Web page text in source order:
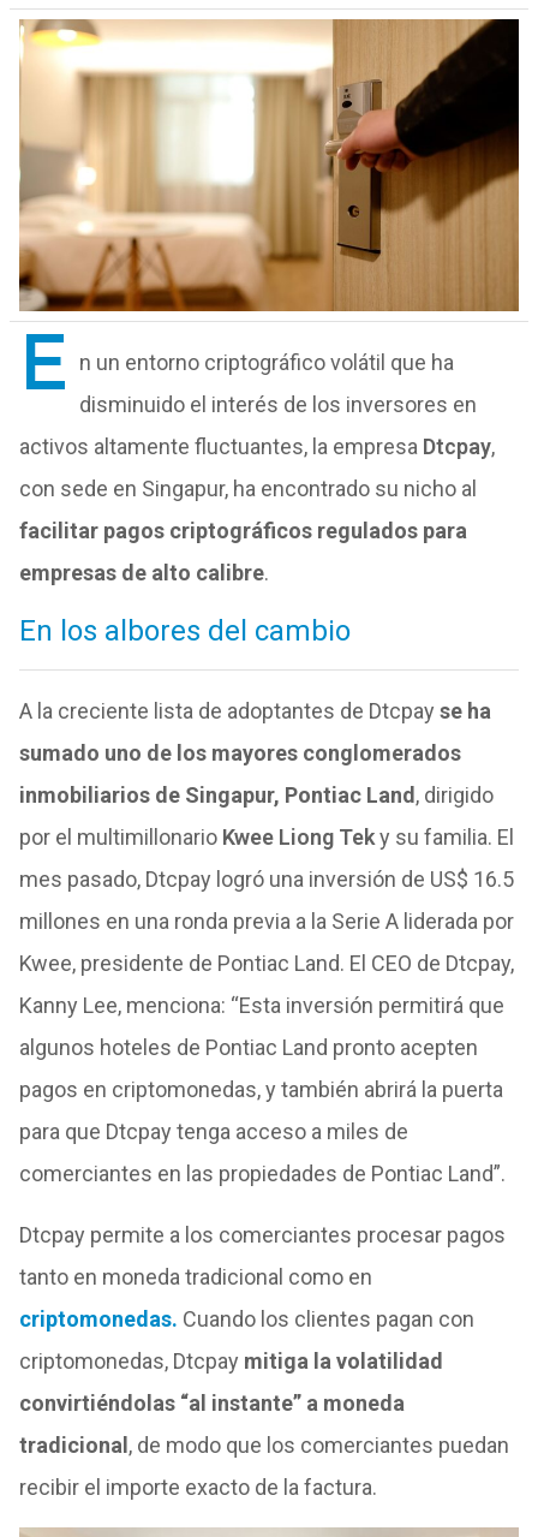
E
n un entorno criptográfico volátil que ha
disminuido el interés de los inversores en
activos altamente fluctuantes, la empresa Dtcpay,
con sede en Singapur, ha encontrado su nicho al
facilitar pagos criptográficos regulados para
empresas de alto calibre.
En los albores del cambio
A la creciente lista de adoptantes de Dtcpay se ha
sumado uno de los mayores conglomerados
inmobiliarios de Singapur, Pontiac Land , dirigido
por el multimillonario Kwee Liong Teky su familia. El
mes pasado, Dtcpay logró una inversión de US$ 16.5
millones en una ronda previa a la Serie A liderada por
Kwee, presidente de Pontiac Land. El CEO de Dtcpay,
Kanny Lee, menciona: “Esta inversión permitirá que
algunos hoteles de Pontiac Land pronto acepten
pagos en criptomonedas, y también abrirá la puerta
para que Dtcpay tenga acceso a miles de
comerciantes en las propiedades de Pontiac Land”.
Dtcpay permite a los comerciantes procesar pagos
tanto en moneda tradicional como en
criptomonedas. Cuando los clientes pagan con
criptomonedas, Dtcpay mitiga la volatilidad
convirtiéndolas “al instante” a moneda
tradicional , de modo que los comerciantes puedan
recibir el importe exacto de la factura.